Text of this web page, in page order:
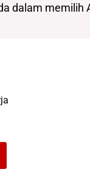
dalam memilih